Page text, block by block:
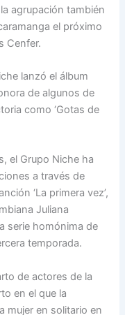
agrupación también
el próximo
Cenfer.
lanzó el álbum
de algunos de
como ‘Gotas de
el Grupo Niche ha
a través de
‘La primera vez’,
Juliana
serie homónima de
temporada.
de actores de la
en el que la
mujer en solitario en